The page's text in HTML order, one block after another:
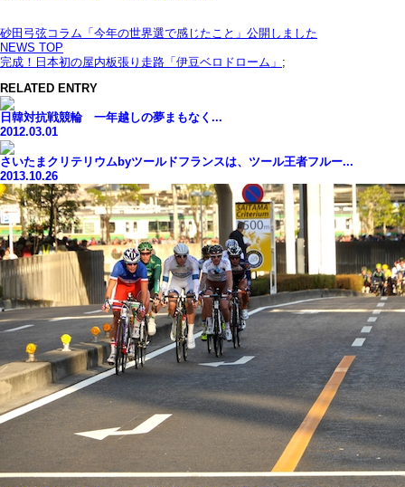
砂田弓弦コラム「今年の世界選で感じたこと」公開しました
NEWS TOP
完成！日本初の屋内板張り走路「伊豆ベロドローム」 ;
RELATED ENTRY
日韓対抗戦競輪 一年越しの夢まもなく...
2012.03.01
さいたまクリテリウムbyツールドフランスは、ツール王者フルー...
2013.10.26